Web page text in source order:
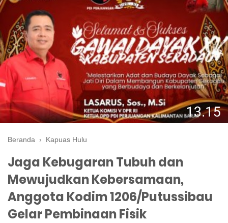
Beranda › Kapuas Hulu
Jaga Kebugaran Tubuh dan
Mewujudkan Kebersamaan,
Anggota Kodim 1206/Putussibau
Gelar Pembinaan Fisik